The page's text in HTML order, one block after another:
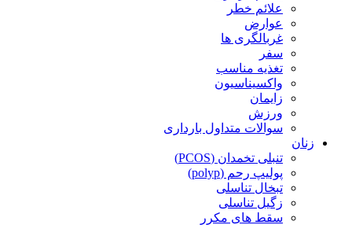
علائم خطر
عوارض
غربالگری ها
سفر
تغذیه مناسب
واکسیناسیون
زایمان
ورزش
سوالات متداول بارداری
زنان
تنبلی تخمدان (PCOS)
پولیپ رحم (polyp)
تبخال تناسلی
زگیل تناسلی
سقط های مکرر